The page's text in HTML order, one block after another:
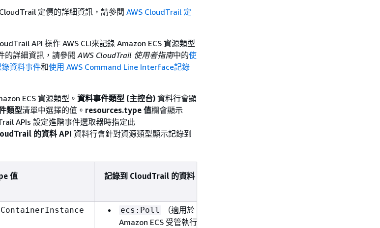
定價的詳細資訊，請參閱 AWS CloudTrail 定
API 操作 AWS CLI來記錄 Amazon ECS 資源類型
的詳細資訊，請參閱AWS CloudTrail 使用者指南中的使
資料事件和使用 AWS Command Line Interface記錄
ECS 資源類型。 資料事件類型 (主控台) 資料行會顯
類型清單中選擇的值。 resources.type 值欄會顯示
APIs 設定進階事件選取器時指定此
的資料 API 資料行會針對資源類型顯示記錄到
值 記錄到 CloudTrail 的資料 API
ecs:Poll
（適用於 EC2 和
Amazon ECS 受管執行個體）